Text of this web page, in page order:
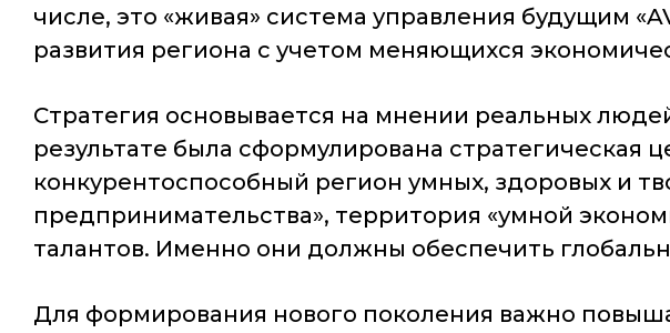
числе, это «живая» система управления будущим
развития региона с учетом меняющихся
Стратегия основывается на мнении реальных
результате была сформулирована стратегическая
конкурентоспособный регион умных, здоровых и
предпринимательства», территория «умной
талантов. Именно они должны обеспечить
Для формирования нового поколения важно